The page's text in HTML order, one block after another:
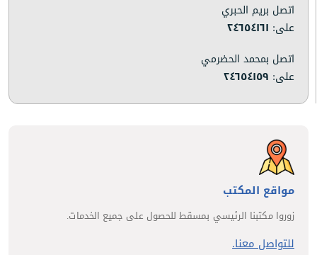
اتصل بريم الحبري
على: ٢٤٦٥٤١٦١
اتصل بمحمد الحضرمي
على: ٢٤٦٥٤١٥٩
مواقع المكتب
زوروا مكتبنا الرئيسي بمسقط للحصول على جميع الخدمات.
للتواصل معنا.